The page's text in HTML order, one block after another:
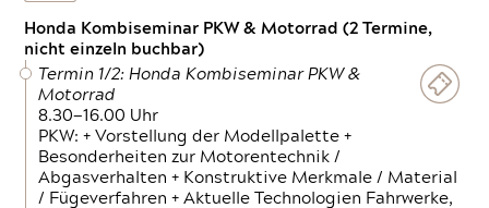
Honda Kombiseminar PKW & Motorrad (2 Termine,
nicht einzeln buchbar)
Termin 1/2: Honda Kombiseminar PKW &
Motorrad
8.30—16.00 Uhr
PKW: + Vorstellung der Modellpalette +
Besonderheiten zur Motorentechnik /
Abgasverhalten + Konstruktive Merkmale / Material
/ Fügeverfahren + Aktuelle Technologien Fahrwerke,